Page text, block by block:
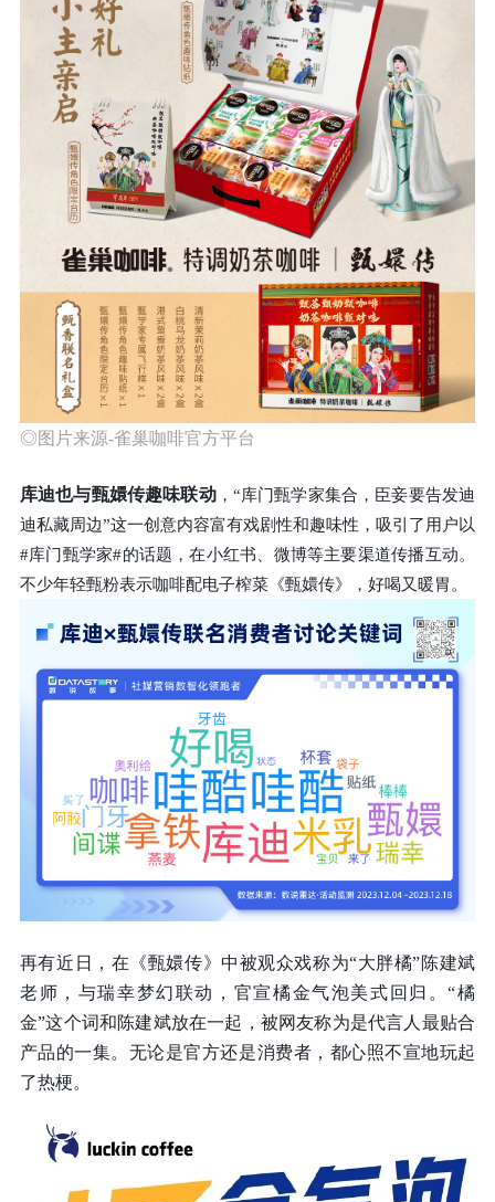
◎图片来源-雀巢咖啡官方平台
库迪也与甄嬛传趣味联动，“库门甄学家集合，臣妾要告发迪
迪私藏周边”这一创意内容富有戏剧性和趣味性，吸引了用户以
#库门甄学家#的话题，在小红书、微博等主要渠道传播互动。
不少年轻甄粉表示咖啡配电子榨菜《甄嬛传》，好喝又暖胃。
再有近日，在《甄嬛传》中被观众戏称为“大胖橘”陈建斌
老师，与瑞幸梦幻联动，官宣橘金气泡美式回归 。“橘
金”这个词和陈建斌放在一起，被网友称为是代言人最贴合
产品的一集。无论是官方还是消费者，都心照不宣地玩起
了热梗。